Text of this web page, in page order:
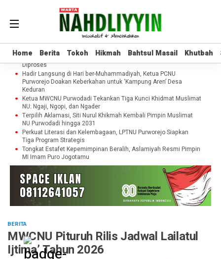
Home Berita Tokoh Hikmah Bahtsul Masail Khutbah
Berita Tokoh Hikmah Bahtsul Masail
Jelang Rencana Eksekusi Pondok Pesantren Minhajut Tholibin,
Pemkab Purworejo Dorong Penundaan hingga Gugatan Perdata
Diproses
Hadir Langsung di Hari ber-Muhammadiyah, Ketua PCNU
Purworejo Doakan Keberkahan untuk ‘Kampung Aren’ Desa
Keduran
Ketua MWCNU Purwodadi Tekankan Tiga Kunci Khidmat Muslimat
NU: Ngaji, Ngopi, dan Ngader
Terpilih Aklamasi, Siti Nurul Khikmah Kembali Pimpin Muslimat
NU Purwodadi hingga 2031
Perkuat Literasi dan Kelembagaan, LPTNU Purworejo Siapkan
Tiga Program Strategis
Tongkat Estafet Kepemimpinan Beralih, Aslamiyah Resmi Pimpin
MI Imam Puro Jogotamu
BERITA
MWCNU Pituruh Rilis Jadwal Lailatul
Ijtima’ Tahun 2026